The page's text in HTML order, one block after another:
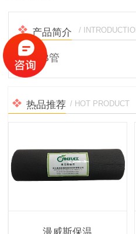
产品简介 /
联塑PB管
热品推荐 / HOT PRODUCT